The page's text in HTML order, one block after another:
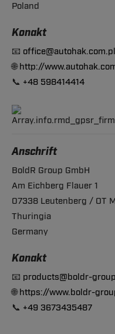
Poland
Konakt
📧 office@autohak.com.pl
🌐http://
📞 +48 598414414
Anschrift
BoldR Group GmbH
Am Eichberg Flauer 1
07338 Leutenberg / OT
Thuringia
Germany
Konakt
📧 products@boldr-
🌐https://www.boldr-
📞 +49 3673435487